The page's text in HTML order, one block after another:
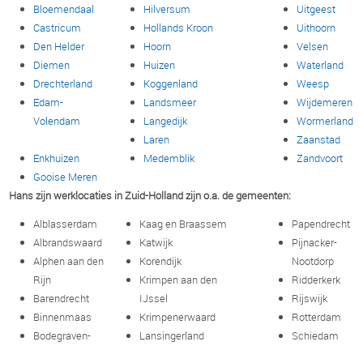
Bloemendaal
Castricum
Den Helder
Diemen
Drechterland
Edam-
Volendam
Enkhuizen
Gooise Meren
Hilversum
Hollands Kroon
Hoorn
Huizen
Koggenland
Landsmeer
Langedijk
Laren
Medemblik
Uitgeest
Uithoorn
Velsen
Waterland
Weesp
Wijdemeren
Wormerland
Zaanstad
Zandvoort
Hans zijn werklocaties in Zuid-Holland zijn o.a. de gemeenten:
Alblasserdam
Albrandswaard
Alphen aan den
Rijn
Barendrecht
Binnenmaas
Bodegraven-
Kaag en Braassem
Katwijk
Korendijk
Krimpen aan den
IJssel
Krimpenerwaard
Lansingerland
Papendrecht
Pijnacker-
Nootdorp
Ridderkerk
Rijswijk
Rotterdam
Schiedam